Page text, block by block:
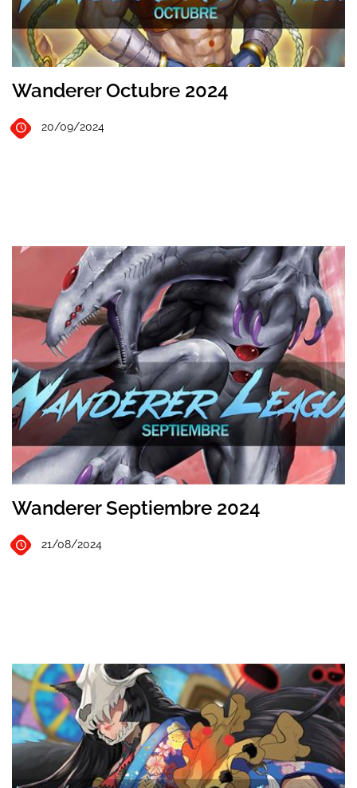
Wanderer Octubre 2024
20/09/2024
Wanderer Septiembre 2024
21/08/2024